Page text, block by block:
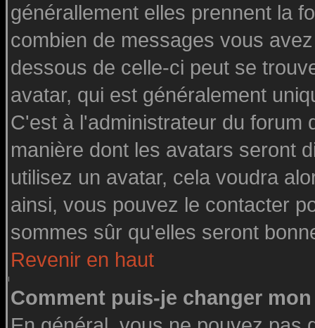
générallement elles prennent la
combien de messages vous
dessous de celle-ci peut se
avatar, qui est généralement
C'est à l'administrateur du forum
manière dont les avatars seront
utilisez un avatar, cela voudra
ainsi, vous pouvez le contacter
sommes sûr qu'elles seront
Revenir en haut
Comment puis-je changer